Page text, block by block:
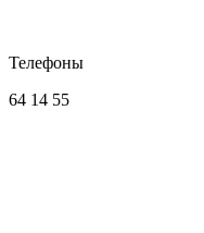
Телефоны
64 14 55